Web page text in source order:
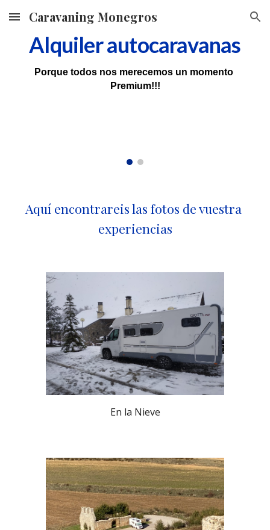
Skip to main content Skip to navigation
Caravaning Monegros
Alquiler autocaravanas
Porque todos nos merecemos un momento
Premium!!!
Aquí encontrareis las fotos de vuestra
experiencias
En la Nieve